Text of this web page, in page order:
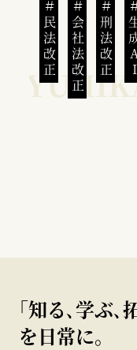
民法改正 会社法改正 刑法改正 生
｢知る､学ぶ､
を日常に。